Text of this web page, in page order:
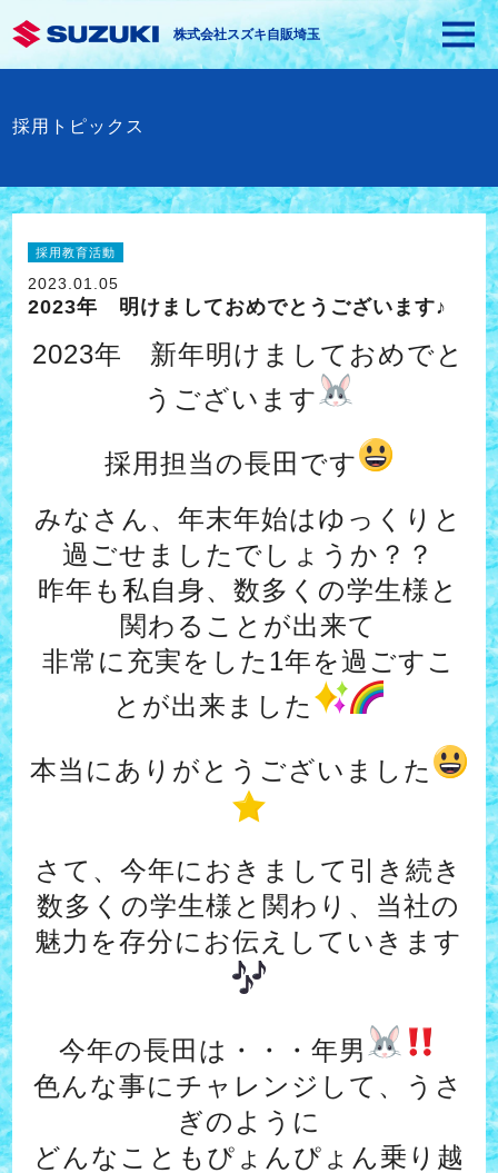
株式会社スズキ自販埼玉
採用トピックス
採用教育活動
2023.01.05
2023年 明けましておめでとうございます♪
2023年 新年明けましておめでと
うございます
採用担当の長田です
みなさん、年末年始はゆっくりと
過ごせましたでしょうか？？
昨年も私自身、数多くの学生様と
関わることが出来て
非常に充実をした1年を過ごすこ
とが出来ました
本当にありがとうございました
さて、今年におきまして引き続き
数多くの学生様と関わり、当社の
魅力を存分にお伝えしていきます
今年の長田は・・・年男
色んな事にチャレンジして、うさ
ぎのように
どんなこともぴょんぴょん乗り越